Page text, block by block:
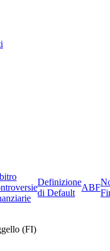
Definizione
di Default
ABF
(FI)